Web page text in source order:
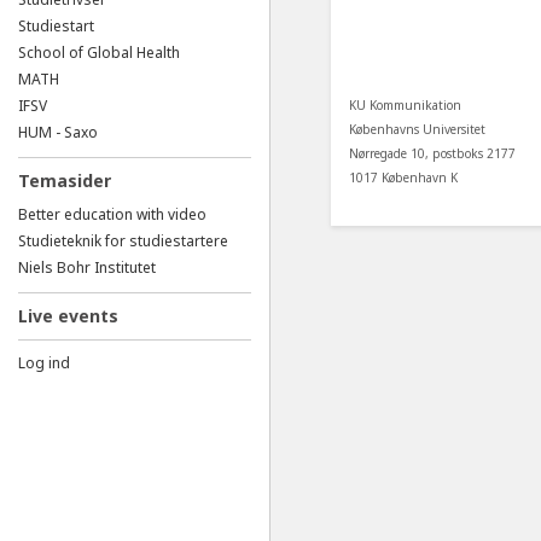
Studiestart
School of Global Health
MATH
IFSV
HUM - Saxo
Temasider
Better education with video
Studieteknik for studiestartere
Niels Bohr Institutet
Live events
Log ind
KU Kommunikation
Københavns Universitet
Nørregade 10, postboks 2177
1017 København K